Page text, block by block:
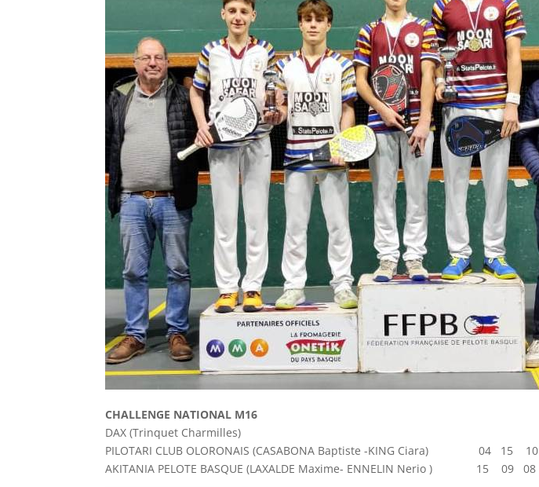
CHALLENGE NATIONAL M16
DAX (Trinquet Charmilles)
PILOTARI CLUB OLORONAIS (CASABONA Baptiste -KING Ciara) 04 15 10
AKITANIA PELOTE BASQUE (LAXALDE Maxime- ENNELIN Nerio ) 15 09 08